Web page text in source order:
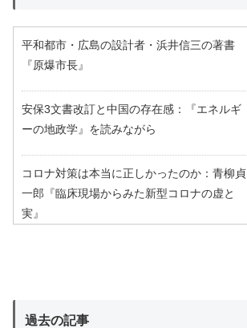
平和都市・広島の設計者・浜井信三の著書
『原爆市長』
安保3文書改訂と中国の存在感：『エネルギ
ーの地政学』を読みながら
コロナ対策は本当に正しかったのか：青柳貞
一郎『臨床現場からみた新型コロナの虚と
実』
過去の記事